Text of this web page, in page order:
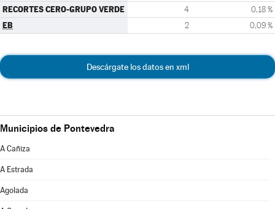
RECORTES CERO-GRUPO VERDE 4 0,18 %
EB 2 0,09 %
Descárgate los datos en xml
Municipios de Pontevedra
A Cañiza
A Estrada
Agolada